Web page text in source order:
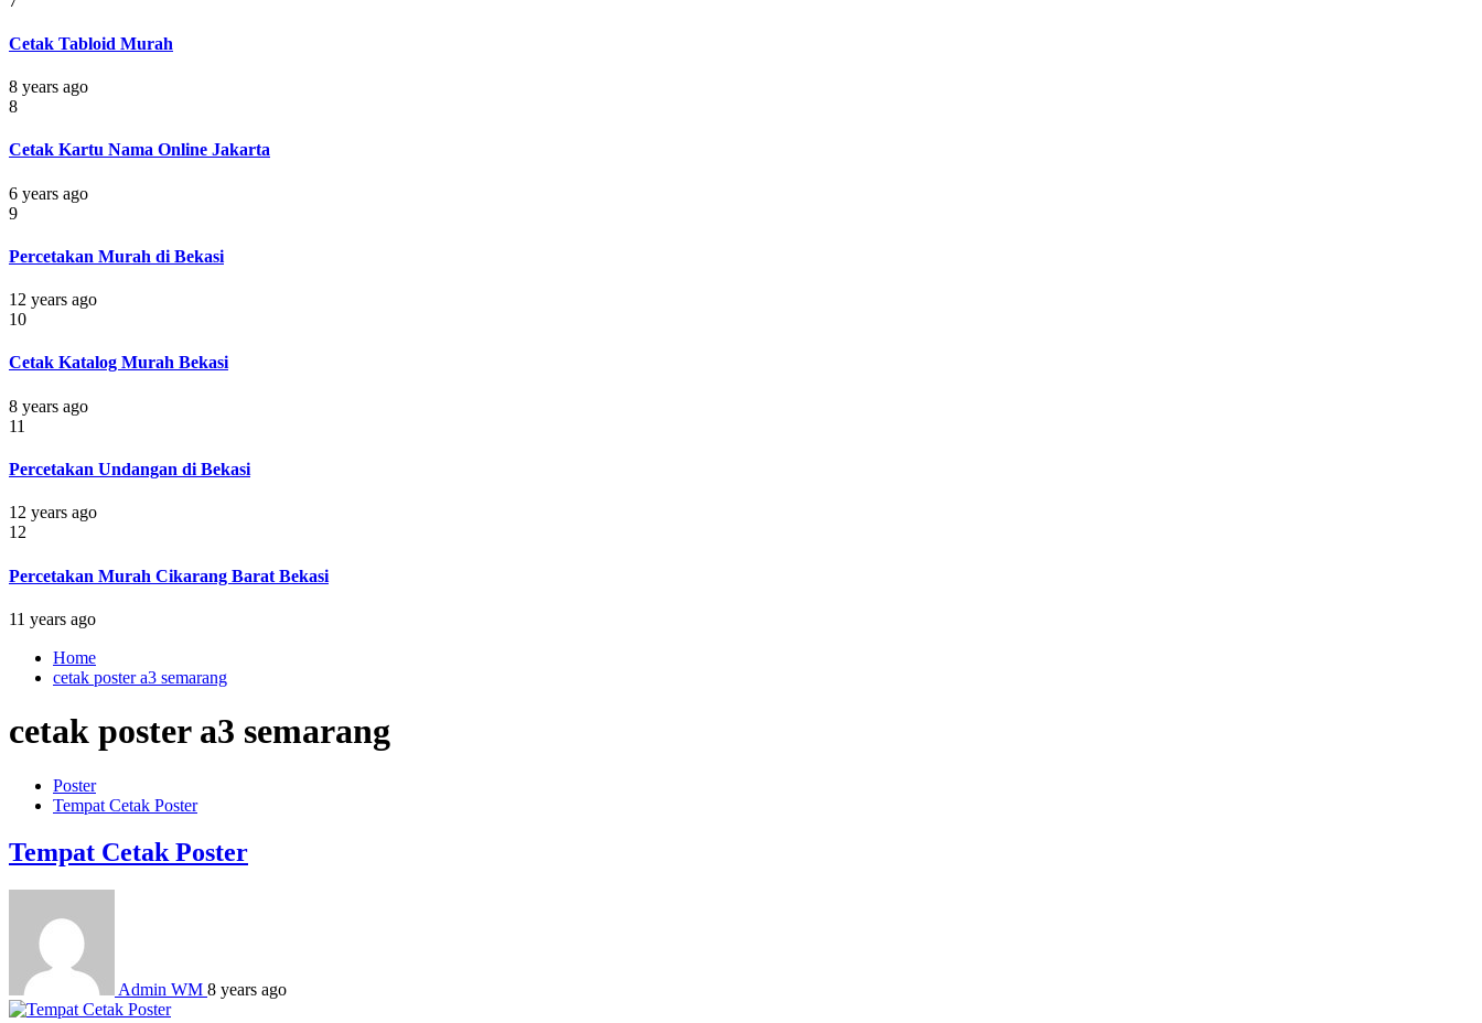
Cetak Tabloid Murah
8 years ago
8
Cetak Kartu Nama Online Jakarta
6 years ago
9
Percetakan Murah di Bekasi
12 years ago
10
Cetak Katalog Murah Bekasi
8 years ago
11
Percetakan Undangan di Bekasi
12 years ago
12
Percetakan Murah Cikarang Barat Bekasi
11 years ago
Home
cetak poster a3 semarang
cetak poster a3 semarang
Poster
Tempat Cetak Poster
Tempat Cetak Poster
Admin WM 8 years ago